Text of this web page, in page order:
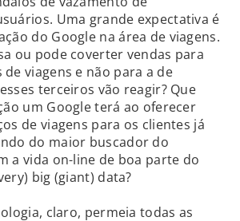
Uma grande expectativa é
do Google na área de viagens.
ou pode coverter vendas para
viagens e não para a de
terceiros vão reagir? Que
um Google terá ao oferecer
de viagens para os clientes já
do maior buscador do
a vida on-line de boa parte do
big (giant) data?
claro, permeia todas as